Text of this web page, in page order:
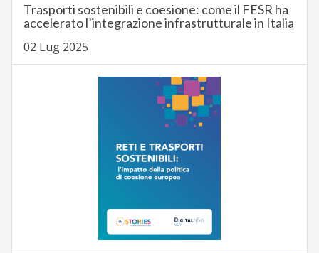
Trasporti sostenibili e coesione: come il FESR ha
accelerato l’integrazione infrastrutturale in Italia
02 Lug 2025